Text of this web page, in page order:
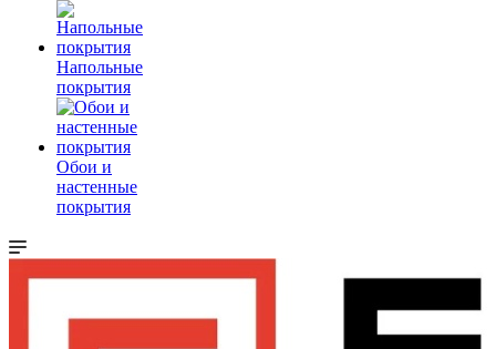
Напольные
покрытия
Обои и
настенные
покрытия